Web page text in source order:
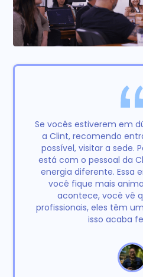
Se vocês estiverem em
a Clint, recomendo
possível, visitar a sede.
está com o pessoal da
energia diferente. Essa
você fique mais
acontece, você vê
profissionais, eles têm
isso acaba